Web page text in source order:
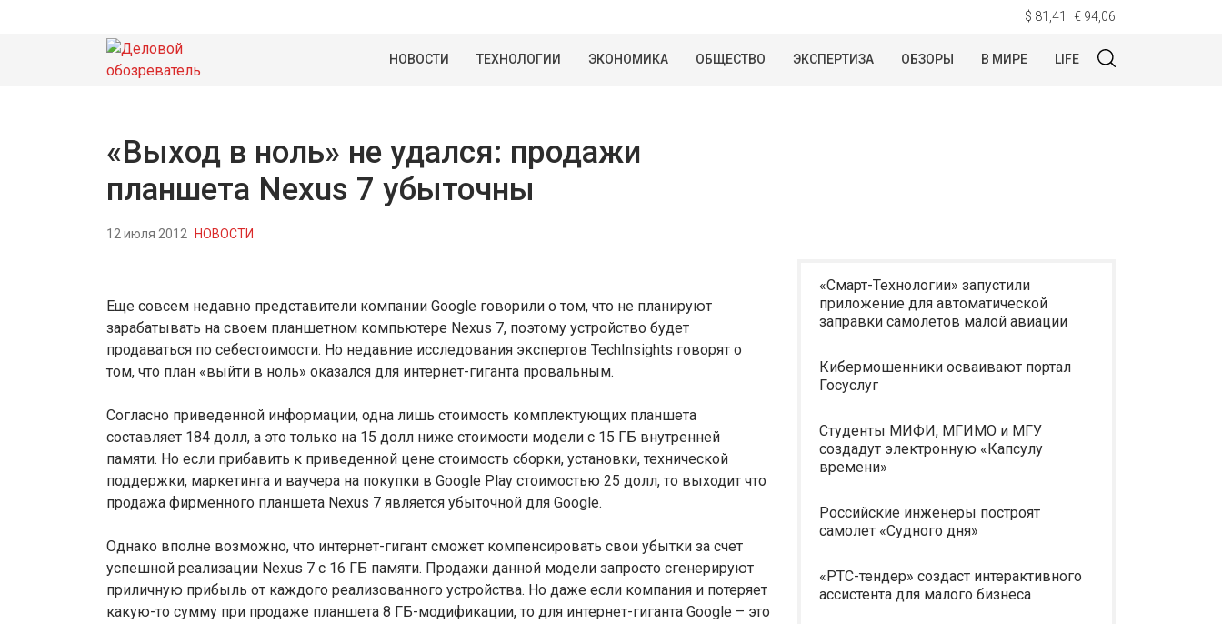
$ 81,41 € 94,06
НОВОСТИ ТЕХНОЛОГИИ ЭКОНОМИКА ОБЩЕСТВО ЭКСПЕРТИЗА ОБЗОРЫ В МИРЕ LIFE
«Выход в ноль» не удался: продажи
планшета Nexus 7 убыточны
12 июля 2012 НОВОСТИ
Еще совсем недавно представители компании Google говорили о том, что не планируют
зарабатывать на своем планшетном компьютере Nexus 7, поэтому устройство будет
продаваться по себестоимости. Но недавние исследования экспертов TechInsights говорят о
том, что план «выйти в ноль» оказался для интернет-гиганта провальным.
Согласно приведенной информации, одна лишь стоимость комплектующих планшета
составляет 184 долл, а это только на 15 долл ниже стоимости модели с 15 ГБ внутренней
памяти. Но если прибавить к приведенной цене стоимость сборки, установки, технической
поддержки, маркетинга и ваучера на покупки в Google Play стоимостью 25 долл, то выходит что
продажа фирменного планшета Nexus 7 является убыточной для Google.
Однако вполне возможно, что интернет-гигант сможет компенсировать свои убытки за счет
успешной реализации Nexus 7 с 16 ГБ памяти. Продажи данной модели запросто сгенерируют
приличную прибыль от каждого реализованного устройства. Но даже если компания и потеряет
какую-то сумму при продаже планшета 8 ГБ-модификации, то для интернет-гиганта Google – это
«Смарт-Технологии» запустили
приложение для автоматической
заправки самолетов малой авиации
Кибермошенники осваивают портал
Госуслуг
Студенты МИФИ, МГИМО и МГУ
создадут электронную «Капсулу
времени»
Российские инженеры построят
самолет «Судного дня»
«РТС-тендер» создаст интерактивного
ассистента для малого бизнеса